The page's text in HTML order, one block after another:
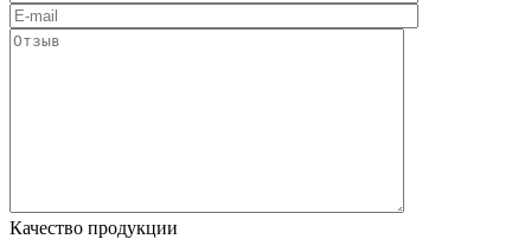
Качество продукции